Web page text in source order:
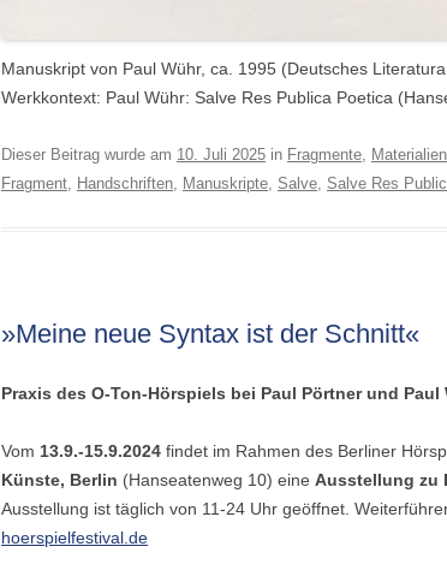
Manuskript von Paul Wühr, ca. 1995 (Deutsches
Werkkontext: Paul Wühr: Salve Res Publica Poetica
Dieser Beitrag wurde am 10. Juli 2025 in Fragmente Materialien
Fragment
Handschriften Manuskripte Salve Salve Res
»Meine neue Syntax ist der Schnitt«
Praxis des O-Ton-Hörspiels bei Paul Pörtner und
Vom 13.9.-15.9.2024 findet im Rahmen des Berliner
Künste, Berlin (Hanseatenweg 10) eine Ausstellung zu
Ausstellung ist täglich von 11-24 Uhr geöffnet.
hoerspielfestival.de